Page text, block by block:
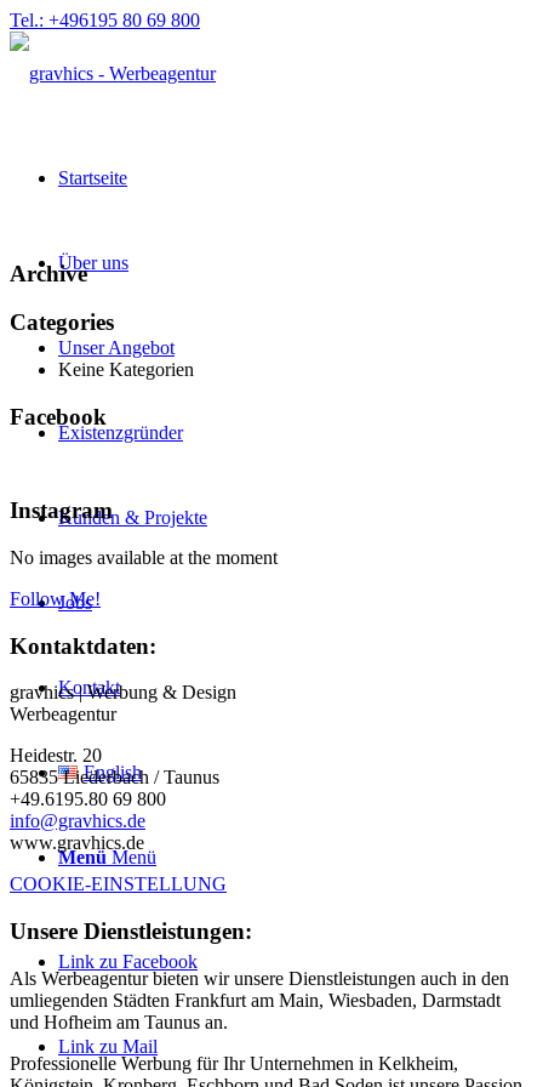
Tel.: +496195 80 69 800
Startseite
Über uns
Unser Angebot
Existenzgründer
Kunden & Projekte
Jobs
Kontakt
English
Menü Menü
Link zu Facebook
Link zu Mail
Archive
Categories
Keine Kategorien
Facebook
Instagram
No images available at the moment
Follow Me!
Kontaktdaten:
gravhics | Werbung & Design
Werbeagentur
Heidestr. 20
65835 Liederbach / Taunus
+49.6195.80 69 800
info@gravhics.de
www.gravhics.de
COOKIE-EINSTELLUNG
Unsere Dienstleistungen:
Als Werbeagentur bieten wir unsere Dienstleistungen auch in den
umliegenden Städten Frankfurt am Main, Wiesbaden, Darmstadt
und Hofheim am Taunus an.
Professionelle Werbung für Ihr Unternehmen in Kelkheim,